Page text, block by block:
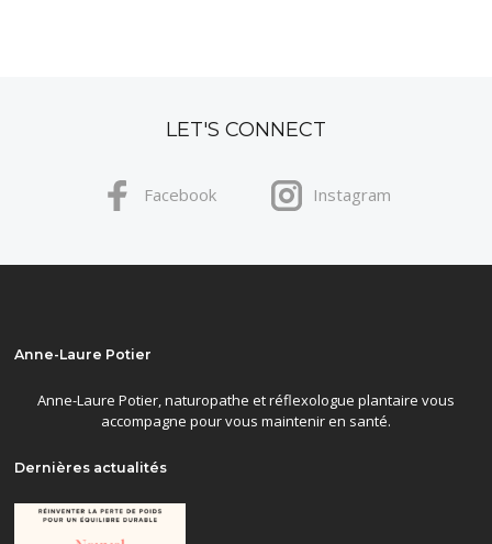
LET'S CONNECT
Facebook Instagram
Anne-Laure Potier
Anne-Laure Potier, naturopathe et réflexologue plantaire vous
accompagne pour vous maintenir en santé.
Dernières actualités